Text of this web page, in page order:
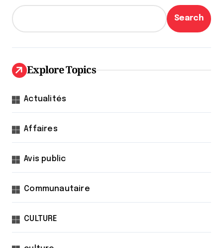
Search
Explore Topics
Actualités
Affaires
Avis public
Communautaire
CULTURE